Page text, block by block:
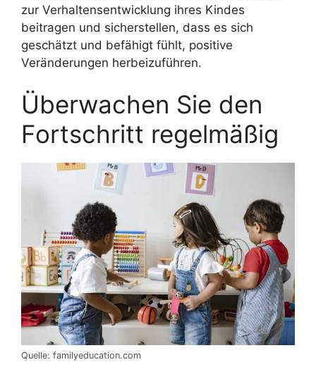
zur Verhaltensentwicklung ihres Kindes
beitragen und sicherstellen, dass es sich
geschätzt und befähigt fühlt, positive
Veränderungen herbeizuführen.
Überwachen Sie den
Fortschritt regelmäßig
Quelle: familyeducation.com